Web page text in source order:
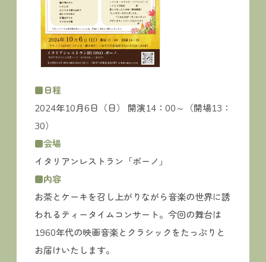
■日程
2024年10月6日（日） 開演14：00～（開場13：
30）
■会場
イタリアンレストラン「ボーノ」
■内容
お茶とケーキを召し上がりながら音楽の世界に誘
われるティータイムコンサート。今回の舞台は
1960年代の映画音楽とクラシックをたっぷりと
お届けいたします。